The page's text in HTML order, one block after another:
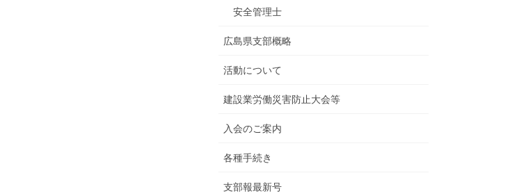
安全管理士
広島県支部概略
活動について
建設業労働災害防止大会等
入会のご案内
各種手続き
支部報最新号